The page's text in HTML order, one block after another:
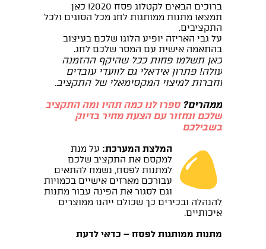
ברוכים הבאים לקטלוג פסח 2020! כאן
תמצאו מתנות ממותגות לחג מכל הסוגים ולכל
התקציבים.
על גבי האריזה יופיע הלוגו שלכם בעיצוב
בהתאמה אישית עם המסר שלכם לחג.
כאן תשלמו פחות ככל שהיקף ההזמנה
עולה! פתרון אידאלי גם לוועדי עובדים
וחברות למיצוי המקסימאלי של התקציב.
ממהרים? ספרו לנו כמה תהיו ומה התקציב
שלכם ונחזור עם הצעת מחיר בדיוק
בשבילכם
המלצת המערכת: על מנת
למקסם את התקציב שלכם
למתנות לפסח, נשמח להתאים
עבורכם מארזים אישיים בכמויות
וגם לסגור את הפינה עבור מתנות
להנהלה ובכירים כך שכולם ייהנו ממוצרים
איכותיים.
מתנות ממותגות לפסח – כדאי לדעת